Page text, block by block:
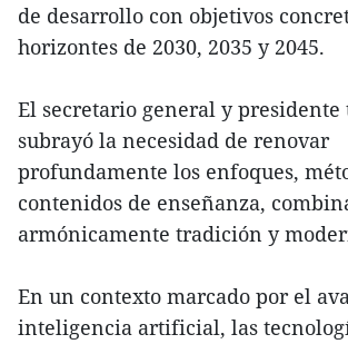
de desarrollo con objetivos
horizontes de 2030, 2035 y 2045.
El secretario general y presidente
subrayó la necesidad de renovar
profundamente los enfoques,
contenidos de enseñanza,
armónicamente tradición y
En un contexto marcado por el
inteligencia artificial, las